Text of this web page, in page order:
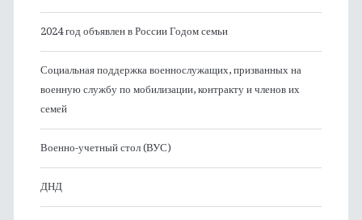
2024 год объявлен в России Годом семьи
Социальная поддержка военнослужащих, призванных на
военную службу по мобилизации, контракту и членов их
семей
Военно-учетный стол (ВУС)
ДНД